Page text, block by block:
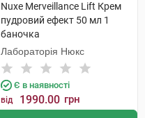
Nuxe Merveillance Lift Крем
пудровий ефект 50 мл 1
баночка
Лабораторія Нюкс
Є в наявності
від 1990.00 грн